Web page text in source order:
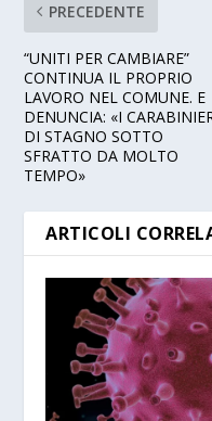
PRECEDENTE
“UNITI PER CAMBIARE”
CONTINUA IL PROPRIO
LAVORO NEL COMUNE. E
DENUNCIA: «I
DI STAGNO SOTTO
SFRATTO DA MOLTO
TEMPO»
ARTICOLI